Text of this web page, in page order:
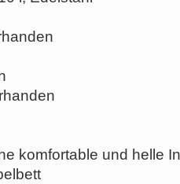
komfortable und helle